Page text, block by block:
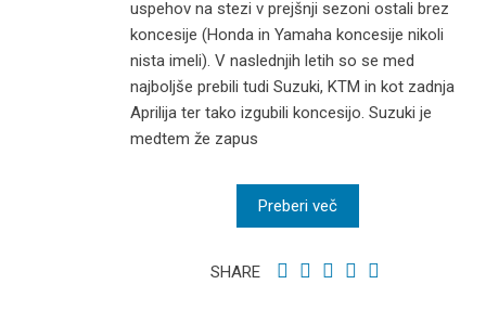
uspehov na stezi v prejšnji sezoni ostali brez
koncesije (Honda in Yamaha koncesije nikoli
nista imeli). V naslednjih letih so se med
najboljše prebili tudi Suzuki, KTM in kot zadnja
Aprilija ter tako izgubili koncesijo. Suzuki je
medtem že zapus
Preberi več
SHARE